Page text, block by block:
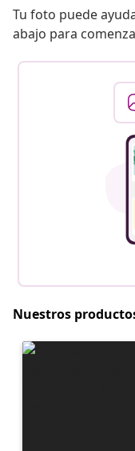
Tu foto puede
abajo para
Nuestros